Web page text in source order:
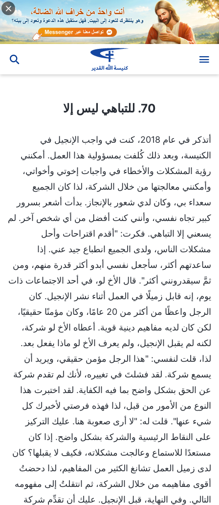
70. للتباهي ليس إلا
أتذكر في عام 2018، كنت في واجب الإنجيل في
الكنيسة، وبعد ذلك كُلفت بمسؤولية هذا العمل. أمكنني
رؤية المشكلات والأخطاء في واجبات إخوتي وأخواتي،
وأمكنني معالجتها من خلال الشركة، لذا كان الجميع
سعداء بي، وكان لدي شعور بالإنجاز. بدأت أشعر بسرور
كبير تجاه نفسي، وأنني كنت أفضل من أي شخص آخر. لم
يسعني إلا التباهي. فكرت: "أقدم اقتراحات وأحل
مشكلات الناس، ولدى الجميع انطباع جيد عني. إذا
ساعدتهم أكثر، سأجعل نفسي أبدو أكثر قدرة منهم، ومن
ثمَّ سيقدرونني أكثر". قال الأخ لو، في أحد الاجتماعات ذات
يوم، إنه قابل زميلًا في العمل أثناء نشر الإنجيل. كان
الرجل واعظًا من أكثر من 20 عامًا، وكان مؤمنًا حقيقيًا،
لكن كان لديه مفاهيم دينية قوية. أعطاه الأخ لو شركة،
لكنه لم يقبل الإنجيل، ولم يعرف الأخ لو ماذا يفعل بعد.
لذا، قلت لنفسي: "هذا الرجل مؤمن حقيقي، ويريد أن
يسمع شركة. لقد فشلتَ في تغييره، لأنك لم تقدم شركة
عن الحق بشكل واضح بما فيه الكفاية. لقد اختبرت هذا
النوع من الأمور من قبل، لذا فهذه فرصتي لأخبرك كل
شيء عنها". قلت له: "لا أرى صعوبة هنا. عليك التركيز
على النقاط الرئيسية والشركة بشكل واضح. إذا كان
مستعدًا للاستماع وعالجت مشكلاته، فكيف لا يقبلها؟ كان
لدى زميل العمل تشانغ الكثير من المفاهيم، لذا دحضتُ
أقوى مفاهيمه من خلال الشركة، ثم انتقلتُ إلى مفهومه
التالي. وفي النهاية، قبل الإنجيل. عليك أن تقدِّم شركة